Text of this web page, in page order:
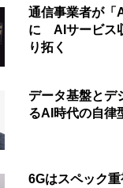
通信事業者が「
に AIサービス
り拓く
データ基盤とデ
るAI時代の自律
6Gはスペック